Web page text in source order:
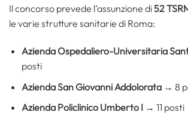
Il concorso prevede l’assunzione di52
le varie strutture sanitarie di Roma:
Azienda Ospedaliero-Universitaria
posti
Azienda San Giovanni Addolorata→ 8
Azienda Policlinico Umberto I→ 11 posti